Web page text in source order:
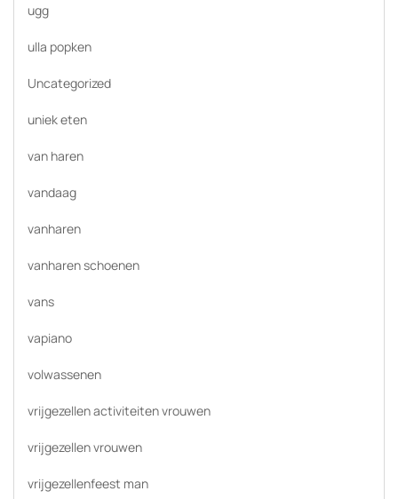
ugg
ulla popken
Uncategorized
uniek eten
van haren
vandaag
vanharen
vanharen schoenen
vans
vapiano
volwassenen
vrijgezellen activiteiten vrouwen
vrijgezellen vrouwen
vrijgezellenfeest man